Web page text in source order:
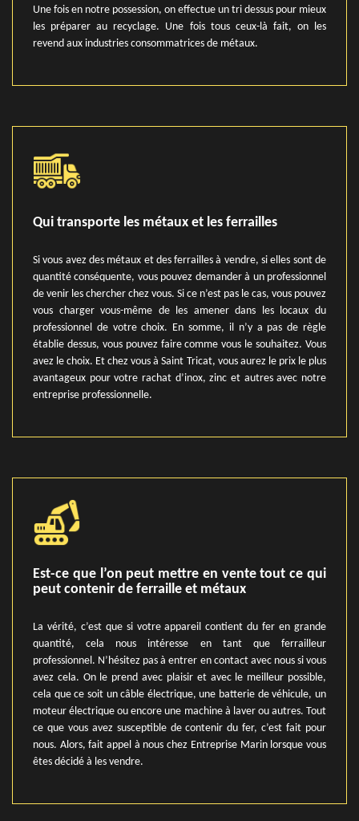
Une fois en notre possession, on effectue un tri dessus pour mieux
les préparer au recyclage. Une fois tous ceux-là fait, on les
revend aux industries consommatrices de métaux.
Qui transporte les métaux et les ferrailles
Si vous avez des métaux et des ferrailles à vendre, si elles sont de
quantité conséquente, vous pouvez demander à un professionnel
de venir les chercher chez vous. Si ce n’est pas le cas, vous pouvez
vous charger vous-même de les amener dans les locaux du
professionnel de votre choix. En somme, il n’y a pas de règle
établie dessus, vous pouvez faire comme vous le souhaitez. Vous
avez le choix. Et chez vous à Saint Tricat, vous aurez le prix le plus
avantageux pour votre rachat d’inox, zinc et autres avec notre
entreprise professionnelle.
Est-ce que l’on peut mettre en vente tout ce qui
peut contenir de ferraille et métaux
La vérité, c’est que si votre appareil contient du fer en grande
quantité, cela nous intéresse en tant que ferrailleur
professionnel. N’hésitez pas à entrer en contact avec nous si vous
avez cela. On le prend avec plaisir et avec le meilleur possible,
cela que ce soit un câble électrique, une batterie de véhicule, un
moteur électrique ou encore une machine à laver ou autres. Tout
ce que vous avez susceptible de contenir du fer, c’est fait pour
nous. Alors, fait appel à nous chez Entreprise Marin lorsque vous
êtes décidé à les vendre.